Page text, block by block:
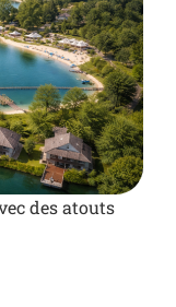
des atouts